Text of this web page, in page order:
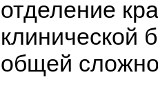
отделение
клинической
общей